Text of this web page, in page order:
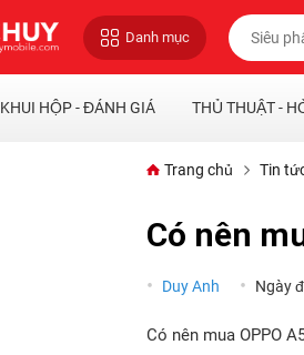
Danh mục
KHUI HỘP - ĐÁNH GIÁ THỦ THUẬT -
Trang chủ Tin
Có nên
Duy Anh Ngày
Có nên mua OPPO